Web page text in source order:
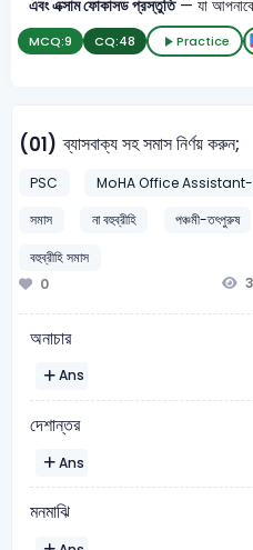
এবং এক্সাম ফোকাসড প্রস্তুতি— যা আপনাকে
MCQ:9 CQ:48 Practice
(01) ব্যাসবাক্য সহ সমাস নির্ণয় করুন;
PSC MoHA Office
সমাস
না বহুব্রীহি পঞ্চমী-তৎপুরুষ
বহুব্রীহি সমাস
0
অনাচার
Ans
দেশান্তর
Ans
মনমাঝি